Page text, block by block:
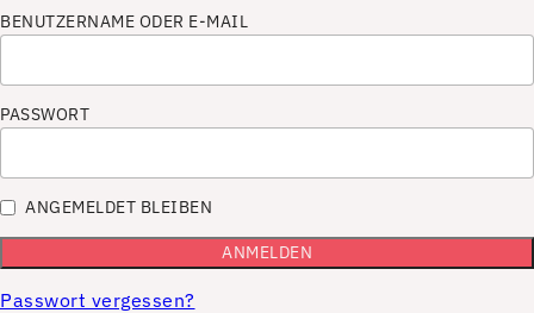
BENUTZERNAME ODER E-MAIL
PASSWORT
ANGEMELDET BLEIBEN
Passwort vergessen?